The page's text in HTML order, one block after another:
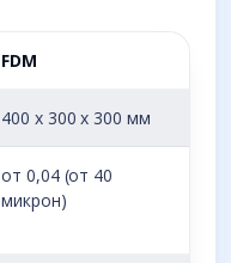
FDM
400 х 300 х 300 мм
от 0,04 (от 40
микрон)